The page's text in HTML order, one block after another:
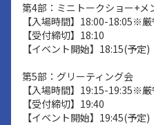
第4部：ミニトークショー+メ
【入場時間】18:00-18:05※厳
【受付締切】18:10
【イベント開始】18:15(予定)
第5部：グリーティング会
【入場時間】19:15-19:35※厳
【受付締切】19:40
【イベント開始】19:45(予定)